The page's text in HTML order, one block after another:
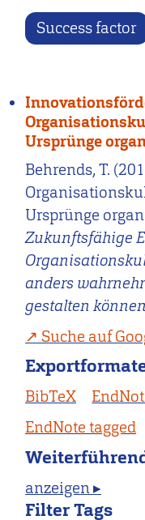
Success factor
Ursprünge
Behrends, T.
Ursprünge
Zukunftsfähige
anders
gestalten können
Suche auf
BibTeX
EndNote tagged
anzeigen ▸
Filter Tags